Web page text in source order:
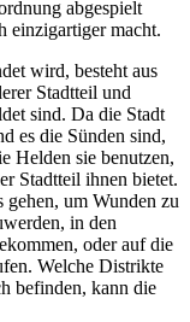
abgespielt
einzigartiger macht.
wird, besteht aus
Stadtteil und
sind. Da die Stadt
es die Sünden sind,
Helden sie benutzen,
Stadtteil ihnen bietet.
um Wunden zu
in den
oder auf die
Welche Distrikte
befinden, kann die